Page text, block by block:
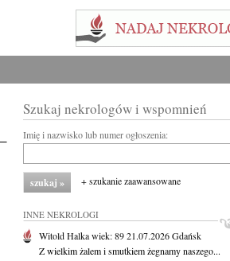
Szukaj nekrologów i wspomnień
Imię i nazwisko lub numer ogłoszenia:
+ szukanie zaawansowane
INNE NEKROLOGI
Witold Halkawiek: 8921.07.2026Gdańsk
Z wielkim żalem i smutkiem żegnamy naszego...